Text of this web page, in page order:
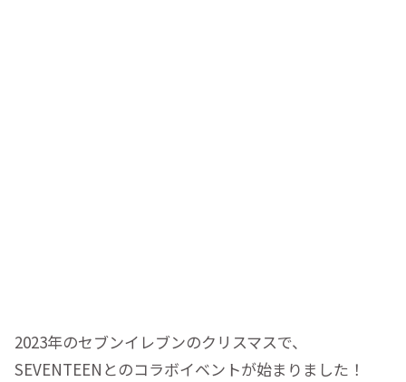
2023年のセブンイレブンのクリスマスで、
SEVENTEENとのコラボイベントが始まりました！